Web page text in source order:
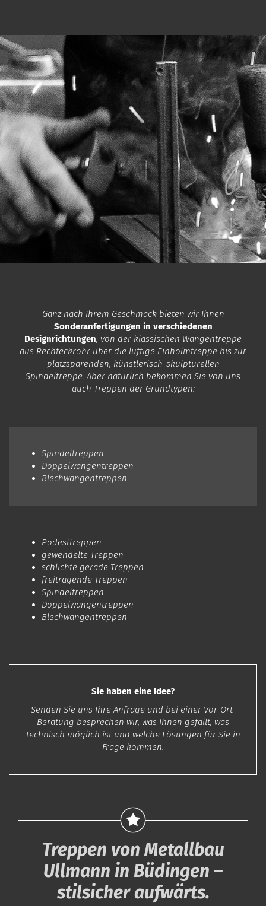
Ganz nach Ihrem Geschmack bieten wir Ihnen
Sonderanfertigungen in verschiedenen
Designrichtungen, von der klassischen Wangentreppe
aus Rechteckrohr über die luftige Einholmtreppe bis zur
platzsparenden, künstlerisch-skulpturellen
Spindeltreppe. Aber natürlich bekommen Sie von uns
auch Treppen der Grundtypen:
Spindeltreppen
Doppelwangentreppen
Blechwangentreppen
Podesttreppen
gewendelte Treppen
schlichte gerade Treppen
freitragende Treppen
Spindeltreppen
Doppelwangentreppen
Blechwangentreppen
Sie haben eine Idee?
Senden Sie uns Ihre Anfrage und bei einer Vor-Ort-
Beratung besprechen wir, was Ihnen gefällt, was
technisch möglich ist und welche Lösungen für Sie in
Frage kommen.
Treppen von Metallbau
Ullmann in Büdingen –
stilsicher aufwärts.